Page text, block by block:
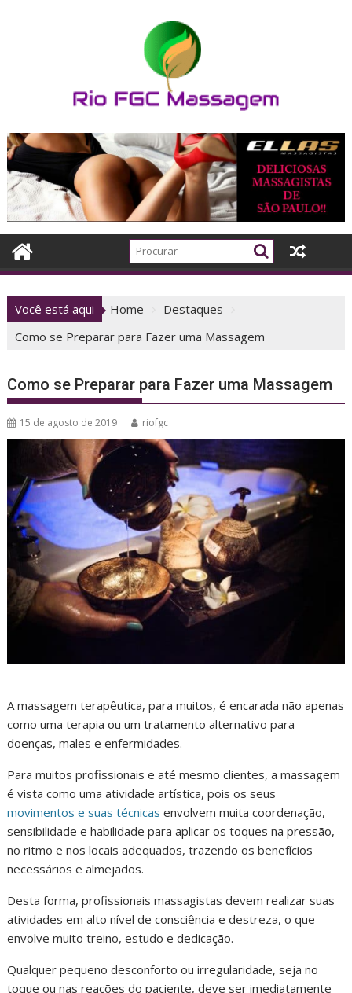
Você está aqui Home
Destaques
Como se Preparar para Fazer uma Massagem
Como se Preparar para Fazer uma Massagem
15 de agosto de 2019 riofgc
A massagem terapêutica, para muitos, é encarada não apenas
como uma terapia ou um tratamento alternativo para
doenças, males e enfermidades.
Para muitos profissionais e até mesmo clientes, a massagem
é vista como uma atividade artística, pois os seus
movimentos e suas técnicas envolvem muita coordenação,
sensibilidade e habilidade para aplicar os toques na pressão,
no ritmo e nos locais adequados, trazendo os benefícios
necessários e almejados.
Desta forma, profissionais massagistas devem realizar suas
atividades em alto nível de consciência e destreza, o que
envolve muito treino, estudo e dedicação.
Qualquer pequeno desconforto ou irregularidade, seja no
toque ou nas reações do paciente, deve ser imediatamente